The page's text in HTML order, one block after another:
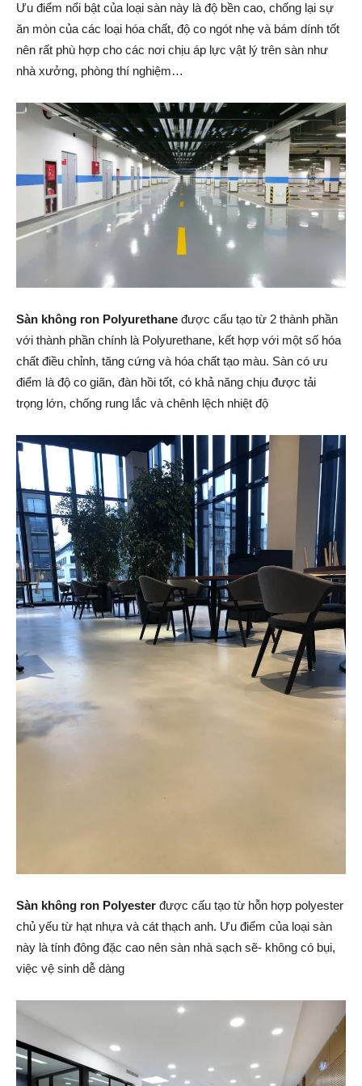
Ưu điểm nổi bật của loại sàn này là độ bền cao, chống lại sự
ăn mòn của các loại hóa chất, độ co ngót nhẹ và bám dính tốt
nên rất phù hợp cho các nơi chịu áp lực vật lý trên sàn như
nhà xưởng, phòng thí nghiệm…
Sàn không ron Polyurethane được cấu tạo từ 2 thành phần
với thành phần chính là Polyurethane, kết hợp với một số hóa
chất điều chỉnh, tăng cứng và hóa chất tạo màu. Sàn có ưu
điểm là độ co giãn, đàn hồi tốt, có khả năng chịu được tải
trọng lớn, chống rung lắc và chênh lệch nhiệt độ
Sàn không ron Polyester được cấu tạo từ hỗn hợp polyester
chủ yếu từ hạt nhựa và cát thạch anh. Ưu điểm của loại sàn
này là tính đông đặc cao nên sàn nhà sạch sẽ- không có bụi,
việc vệ sinh dễ dàng